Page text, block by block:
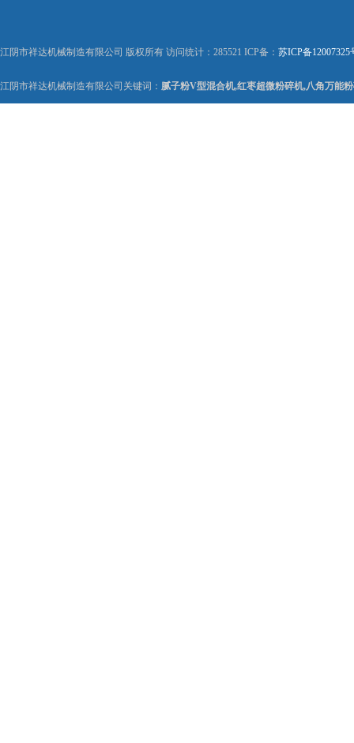
江阴市祥达机械制造有限公司 版权所有 访问统计：285521 ICP备： 苏ICP备12007325
江阴市祥达机械制造有限公司关键词： 腻子粉V型混合机,红枣超微粉碎机,八角万能